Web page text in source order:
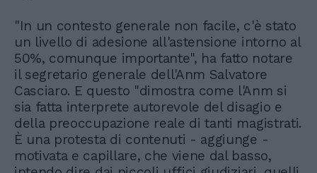
"In un contesto generale non facile, c'è stato
un livello di adesione all'astensione intorno al
50%, comunque importante", ha fatto notare
il segretario generale dell'Anm Salvatore
Casciaro. E questo "dimostra come l'Anm si
sia fatta interprete autorevole del disagio e
della preoccupazione reale di tanti magistrati.
È una protesta di contenuti - aggiunge -
motivata e capillare, che viene dal basso,